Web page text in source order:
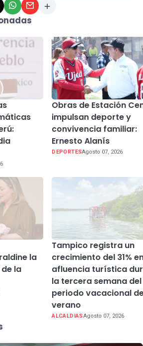
Obras de Estación
impulsan deporte y
convivencia familiar:
Ernesto Alanís
DEPORTESAgosto 07, 2026
la
la
Tampico registra un
crecimiento del 31%
afluencia turística
la tercera semana del
periodo vacacional
verano
ALCALDIASAgosto 07, 2026